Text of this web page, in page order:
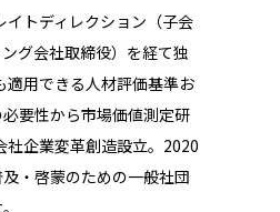
イトディレクション（子会
グ会社取締役）を経て独
用できる人材評価基準お
要性から市場価値測定研
企業変革創造設立。2020
・啓蒙のための一般社団